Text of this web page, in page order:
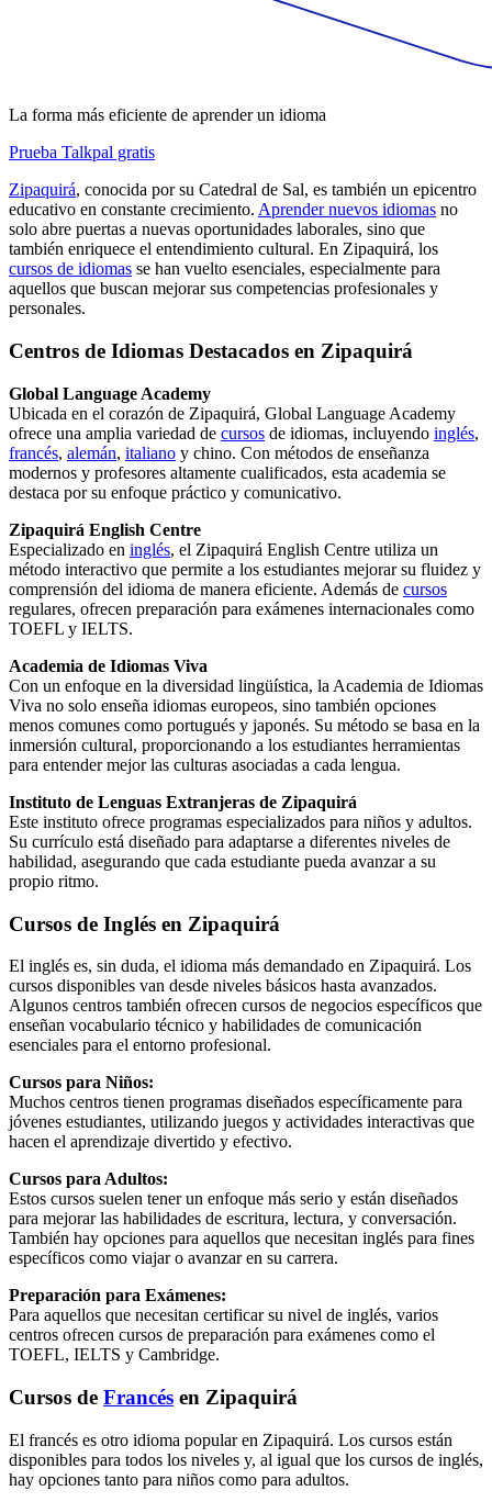
La forma más eficiente de aprender un idioma
Prueba Talkpal gratis
Zipaquirá, conocida por su Catedral de Sal, es también un epicentro
educativo en constante crecimiento. Aprender nuevos idiomas no
solo abre puertas a nuevas oportunidades laborales, sino que
también enriquece el entendimiento cultural. En Zipaquirá, los
cursos de idiomas se han vuelto esenciales, especialmente para
aquellos que buscan mejorar sus competencias profesionales y
personales.
Centros de Idiomas Destacados en Zipaquirá
Global Language Academy
Ubicada en el corazón de Zipaquirá, Global Language Academy
ofrece una amplia variedad de cursos de idiomas, incluyendo inglés,
francés, alemán, italiano y chino. Con métodos de enseñanza
modernos y profesores altamente cualificados, esta academia se
destaca por su enfoque práctico y comunicativo.
Zipaquirá English Centre
Especializado en inglés, el Zipaquirá English Centre utiliza un
método interactivo que permite a los estudiantes mejorar su fluidez y
comprensión del idioma de manera eficiente. Además de cursos
regulares, ofrecen preparación para exámenes internacionales como
TOEFL y IELTS.
Academia de Idiomas Viva
Con un enfoque en la diversidad lingüística, la Academia de Idiomas
Viva no solo enseña idiomas europeos, sino también opciones
menos comunes como portugués y japonés. Su método se basa en la
inmersión cultural, proporcionando a los estudiantes herramientas
para entender mejor las culturas asociadas a cada lengua.
Instituto de Lenguas Extranjeras de Zipaquirá
Este instituto ofrece programas especializados para niños y adultos.
Su currículo está diseñado para adaptarse a diferentes niveles de
habilidad, asegurando que cada estudiante pueda avanzar a su
propio ritmo.
Cursos de Inglés en Zipaquirá
El inglés es, sin duda, el idioma más demandado en Zipaquirá. Los
cursos disponibles van desde niveles básicos hasta avanzados.
Algunos centros también ofrecen cursos de negocios específicos que
enseñan vocabulario técnico y habilidades de comunicación
esenciales para el entorno profesional.
Cursos para Niños:
Muchos centros tienen programas diseñados específicamente para
jóvenes estudiantes, utilizando juegos y actividades interactivas que
hacen el aprendizaje divertido y efectivo.
Cursos para Adultos:
Estos cursos suelen tener un enfoque más serio y están diseñados
para mejorar las habilidades de escritura, lectura, y conversación.
También hay opciones para aquellos que necesitan inglés para fines
específicos como viajar o avanzar en su carrera.
Preparación para Exámenes:
Para aquellos que necesitan certificar su nivel de inglés, varios
centros ofrecen cursos de preparación para exámenes como el
TOEFL, IELTS y Cambridge.
Cursos de Francés en Zipaquirá
El francés es otro idioma popular en Zipaquirá. Los cursos están
disponibles para todos los niveles y, al igual que los cursos de inglés,
hay opciones tanto para niños como para adultos.